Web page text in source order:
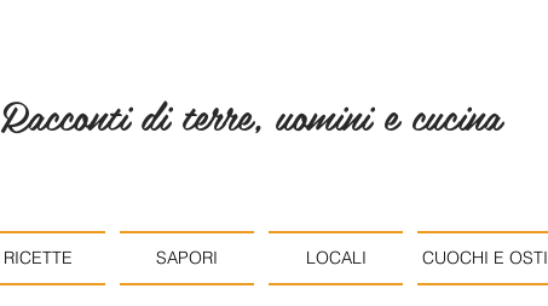
Racconti di terre, uomini e cucina
RICETTE SAPORI LOCALI CUOCHI E OSTI